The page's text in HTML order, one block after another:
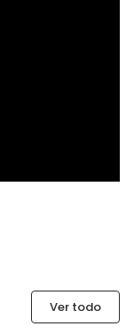
Ver todo